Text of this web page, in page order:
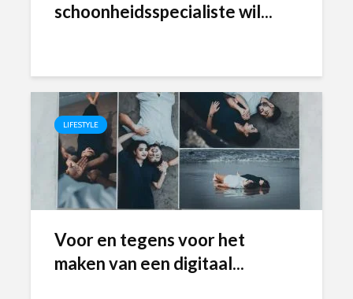
schoonheidsspecialiste wil...
LIFESTYLE
Voor en tegens voor het
maken van een digitaal...